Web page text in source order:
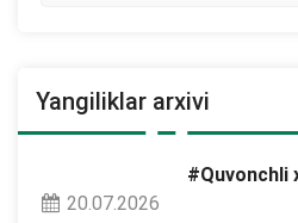
Yangiliklar arxivi
#Quvonchli
20.07.2026